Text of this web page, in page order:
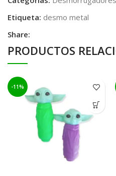
Etiqueta: desmo metal
Share:
PRODUCTOS
-11%